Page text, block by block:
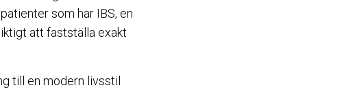
som har IBS, en
att fastställa exakt
till en modern livsstil